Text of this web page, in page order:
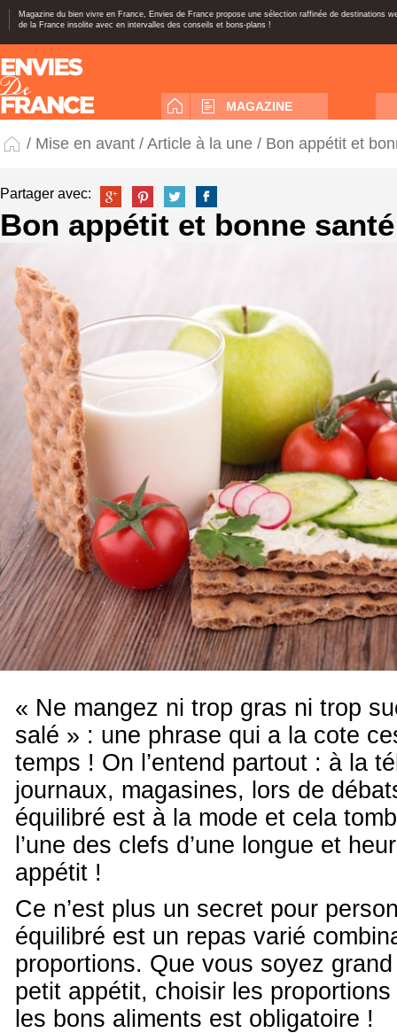
Magazine du bien vivre en France, Envies de France propose une sélection raffinée de destinations
de la France insolite avec en intervalles des conseils et bons-plans !
MAGAZINE
/ Mise en avant / Article à la une / Bon appétit et
Partager avec:
Bon appétit et bonne santé
« Ne mangez ni trop gras ni trop
salé » : une phrase qui a la cote
temps ! On l’entend partout : à la
journaux, magasines, lors de
équilibré est à la mode et cela
l’une des clefs d’une longue et
appétit !
Ce n’est plus un secret pour
équilibré est un repas varié
proportions. Que vous soyez grand
petit appétit, choisir les
les bons aliments est obligatoire !